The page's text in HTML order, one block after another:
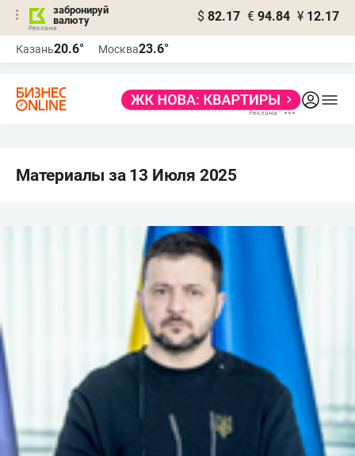
забронируй
валюту
$ 82.17 € 94.84 ¥ 12.17
Казань20.6° Москва23.6°
Материалы за 13 Июля 2025